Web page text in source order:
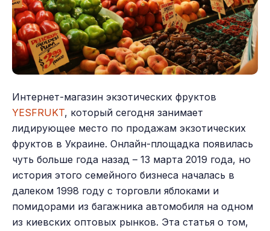
Интернет-магазин экзотических фруктов
YESFRUKT, который сегодня занимает
лидирующее место по продажам экзотических
фруктов в Украине. Онлайн-площадка появилась
чуть больше года назад – 13 марта 2019 года, но
история этого семейного бизнеса началась в
далеком 1998 году с торговли яблоками и
помидорами из багажника автомобиля на одном
из киевских оптовых рынков. Эта статья о том,